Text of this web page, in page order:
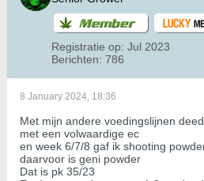
Registratie op: Jul 2023
Berichten: 786
8 January 2024, 18:36
Met mijn andere voedingslijnen
met een volwaardige ec
en week 6/7/8 gaf ik shooting
daarvoor is geni powder
Dat is pk 35/23